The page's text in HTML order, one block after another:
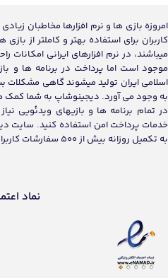
امروزه بازی ها و نرم افزارها مخاطبان
کاربران برای استفاده بهتر و کاملتر از بازی
میباشند، در نرم افزارهای ایرانی امکانات
موجود است اما پرداخت در برنامه ها و
اسلامی ایران تولید میشوند گاهی مشکلات
به وجود می آورد. دیجینوشاپ به شما کمک
در تمام برنامه ها و بازیهای ویدئویی
خدمات پرداخت امن استفاده کنید. سایت
به تکمیل روزانه بیش از 500 سفارشات کاربران ایرانی میباشد.
نماد